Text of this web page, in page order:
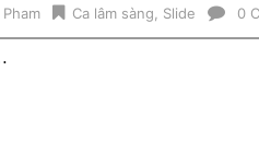
Ca lâm sàng Slide 0